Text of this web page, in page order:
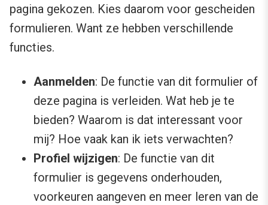
pagina gekozen. Kies daarom voor gescheiden
formulieren. Want ze hebben verschillende
functies.
Aanmelden: De functie van dit formulier of
deze pagina is verleiden. Wat heb je te
bieden? Waarom is dat interessant voor
mij? Hoe vaak kan ik iets verwachten?
Profiel wijzigen: De functie van dit
formulier is gegevens onderhouden,
voorkeuren aangeven en meer leren van de